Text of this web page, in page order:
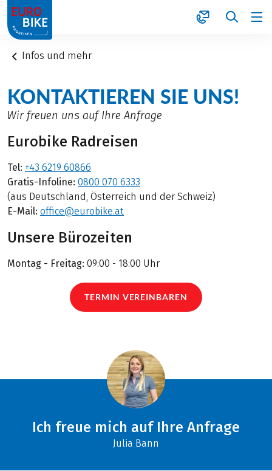
1
Infos und mehr
KONTAKTIEREN SIE UNS!
Wir freuen uns auf Ihre Anfrage
Eurobike Radreisen
Tel: +43 6219 60866
Gratis-Infoline: 0800 070 6333
(aus Deutschland, Österreich und der Schweiz)
E-Mail: office@eurobike.at
Unsere Bürozeiten
Montag - Freitag: 09:00 - 18:00 Uhr
TERMIN VEREINBAREN
Ich freue mich auf Ihre Anfrage
Julia Bann